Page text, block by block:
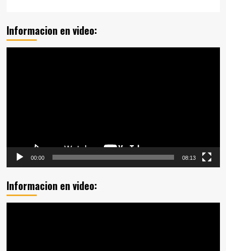
Informacion en video:
00:00 08:13
Informacion en video: